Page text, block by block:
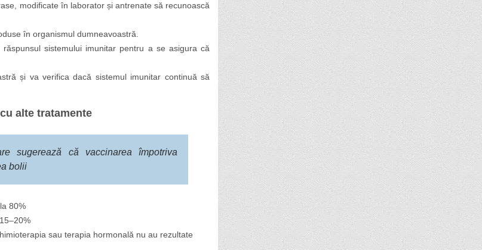
modificate în laborator și antrenate să recunoască
în organismul dumneavoastră.
sistemului imunitar pentru a se asigura că
și va verifica dacă sistemul imunitar continuă să
alte tratamente
sugerează că vaccinarea împotriva
bolii
80%
sau terapia hormonală nu au rezultate